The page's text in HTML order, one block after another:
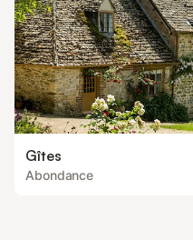
Gîtes
Abondance